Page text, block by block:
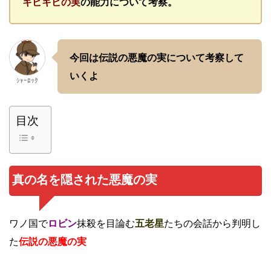
ｼｬｰﾛｯｸ
今回は伝説の悪魔の実について考察して
いくよ
目次
真の名を隠された悪魔の実
ワノ国でロビン抹殺を目論む五老星たちの会話から判明し
た伝説の悪魔の実